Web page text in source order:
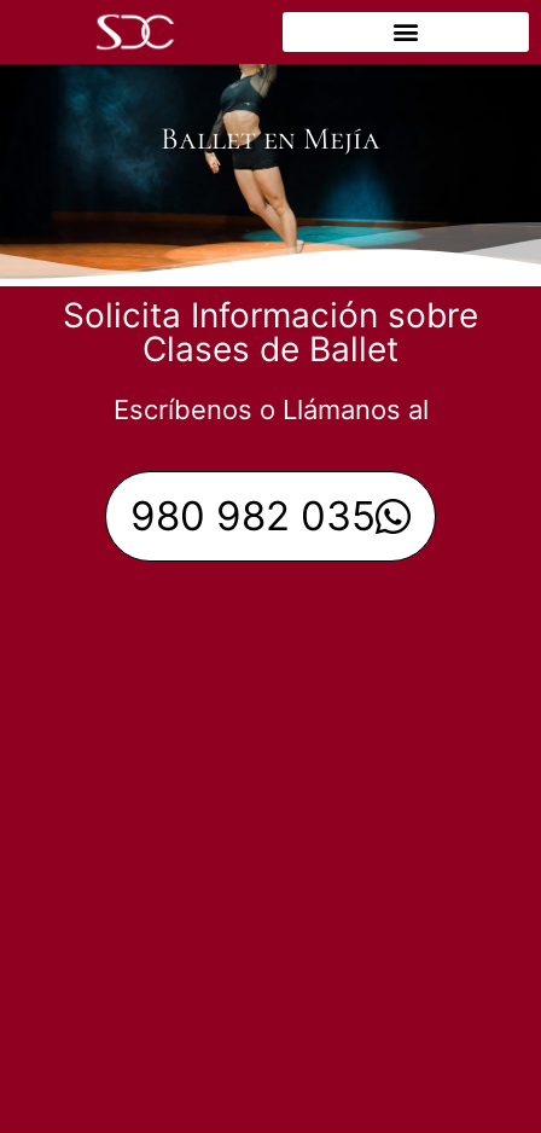
Ballet en Mejía
Solicita Información sobre
Clases de Ballet
Escríbenos o Llámanos al
980 982 035